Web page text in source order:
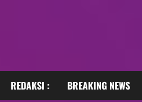
REDAKSI : BREAKING NEWS